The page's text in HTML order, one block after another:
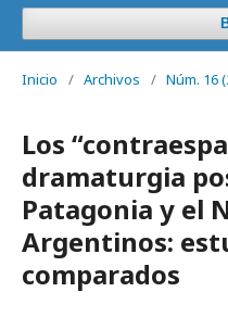
Inicio / Archivos / Núm. 16
Los
dramaturgia
Patagonia y el
Argentinos:
comparados